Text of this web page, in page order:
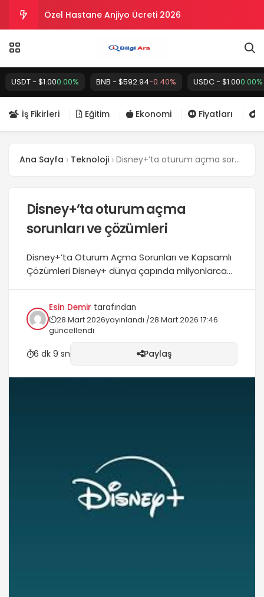
Evde Mum Yapıp Satarak Para Kazanma 2026
Evde Müşteri Temsilciliği Yaparak Para Kazanma
Kazanç Ne Kadar?
Özel Hastane Anjiyo Ücreti 2026
- $1.000.00% BNB - $592.94-0.40% USDC - $1.000.00%
İş Fikirleri Eğitim Ekonomi Fiyatları
Ana Sayfa Teknoloji Disney+’ta oturum açma sorunları ve çözümleri
Disney+’ta oturum açma
sorunları ve çözümleri
Disney+’ta Oturum Açma Sorunları ve Kapsamlı
Çözümleri Disney+ dünya çapında milyonlarca
zaman teknik aksaklıklar yaşanabilir. Abonelerin
karşılaştığı en yaygın sorunlardan biri, hizmete
erişmeye çalışırken karşılaşılan oturum açma
(login) sorunlarıdır. Bu makale, profesyonel bir
SEO uzmanı bakış açısıyla,...
Esin Demir tarafından
28 Mart 2026yayınlandı /28 Mart 2026 17:46
güncellendi
6 dk 9 sn Paylaş